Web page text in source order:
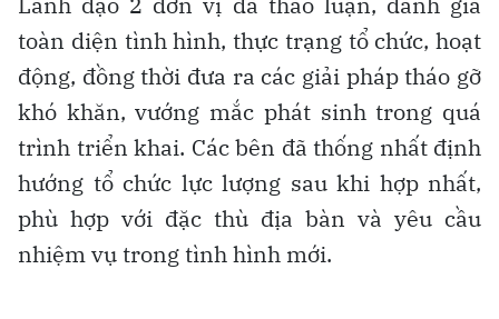
toàn diện tình hình, thực trạng tổ chức, hoạt
động, đồng thời đưa ra các giải pháp tháo gỡ
khó khăn, vướng mắc phát sinh trong quá
trình triển khai. Các bên đã thống nhất định
hướng tổ chức lực lượng sau khi hợp nhất,
phù hợp với đặc thù địa bàn và yêu cầu
nhiệm vụ trong tình hình mới.